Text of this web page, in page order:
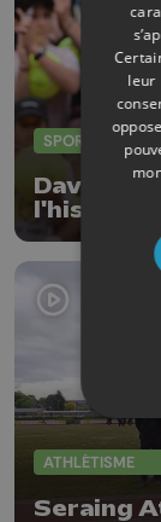
SPORTS
David
l'histoire
ATHLÉTISME
Seraing
leur